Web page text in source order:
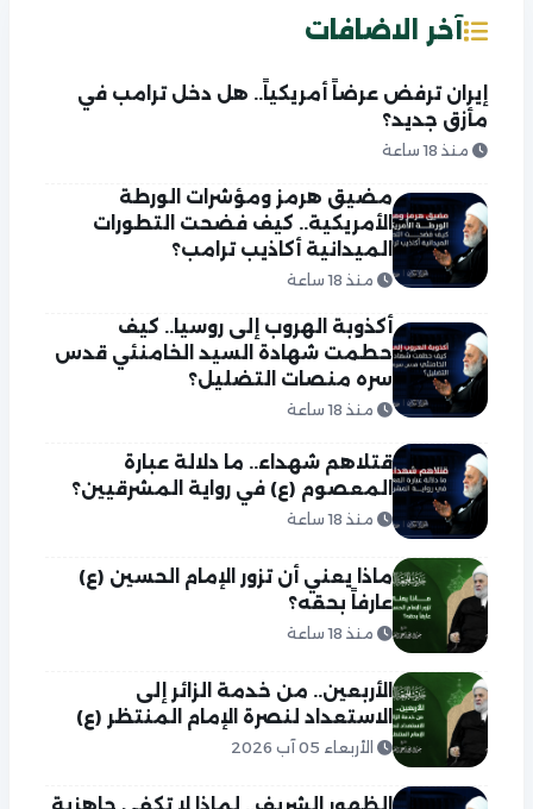
آخر الاضافات
إيران ترفض عرضاً أمريكياً.. هل دخل ترامب في
مأزق جديد؟
منذ 18 ساعة
مضيق هرمز ومؤشرات الورطة
الأمريكية.. كيف فضحت التطورات
الميدانية أكاذيب ترامب؟
منذ 18 ساعة
أكذوبة الهروب إلى روسيا.. كيف
حطمت شهادة السيد الخامنئي قدس
سره منصات التضليل؟
منذ 18 ساعة
قتلاهم شهداء.. ما دلالة عبارة
المعصوم (ع) في رواية المشرقيين؟
منذ 18 ساعة
ماذا يعني أن تزور الإمام الحسين (ع)
عارفاً بحقه؟
منذ 18 ساعة
الأربعين.. من خدمة الزائر إلى
الاستعداد لنصرة الإمام المنتظر (ع)
الأربعاء 05 آب 2026